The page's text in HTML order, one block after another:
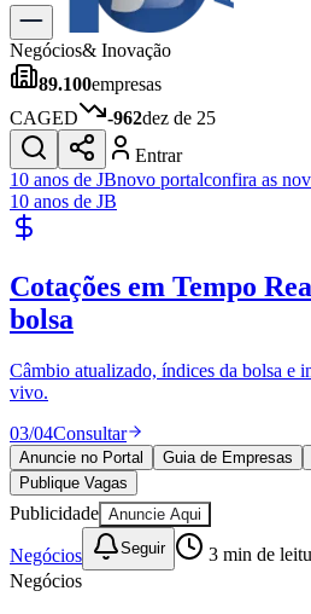
Dia a Dia & Lazer
Gastronomia
Cinema & Shows
JogosNovo
Para Sua Empresa
Publicidade Legal
Política
Esportes
Cultura
Meio Ambiente
Obras
Educação
Bairros de Barueri
Selecione sua região
Negócios& Inovação
89.100empresas
CAGED
-962dez de 25
Entrar
10 anos de JBnovo portalconfira as
10 anos de JB
Cotações em Tempo
bolsa
Câmbio atualizado, índices da bolsa e
vivo.
03/04Consultar
Anuncie no Portal Guia de Empresas
Publique Vagas
Publicidade Anuncie Aqui
Negócios Seguir 3 min de
Negócios